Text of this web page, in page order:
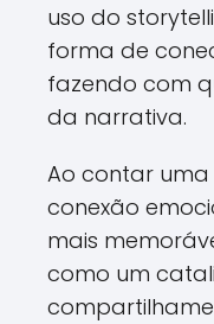
uso do
forma de
fazendo com
da narrativa.
Ao contar uma
conexão
mais
como um